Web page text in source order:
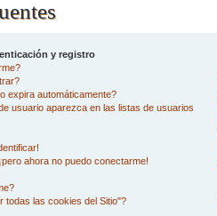
y registro
expira automáticamente?
usuario aparezca en las listas de usuarios
ahora no puedo conectarme!
todas las cookies del Sitio"?